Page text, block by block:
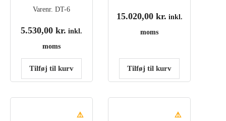
Varenr. DT-6
5.530,00 kr. inkl.
moms
Tilføj til kurv
15.020,00 kr. inkl.
moms
Tilføj til kurv
⚠️ ⚠️